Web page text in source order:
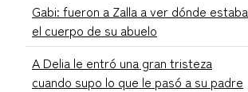
Gabi: fueron a Zalla a ver dónde estaba
el cuerpo de su abuelo
A Delia le entró una gran tristeza
cuando supo lo que le pasó a su padre